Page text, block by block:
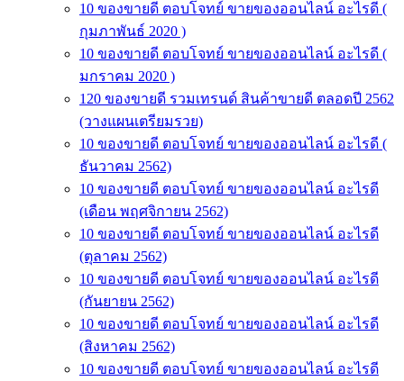
10 ของขายดี ตอบโจทย์ ขายของออนไลน์ อะไรดี (
กุมภาพันธ์ 2020 )
10 ของขายดี ตอบโจทย์ ขายของออนไลน์ อะไรดี (
มกราคม 2020 )
120 ของขายดี รวมเทรนด์ สินค้าขายดี ตลอดปี 2562
(วางแผนเตรียมรวย)
10 ของขายดี ตอบโจทย์ ขายของออนไลน์ อะไรดี (
ธันวาคม 2562)
10 ของขายดี ตอบโจทย์ ขายของออนไลน์ อะไรดี
(เดือน พฤศจิกายน 2562)
10 ของขายดี ตอบโจทย์ ขายของออนไลน์ อะไรดี
(ตุลาคม 2562)
10 ของขายดี ตอบโจทย์ ขายของออนไลน์ อะไรดี
(กันยายน 2562)
10 ของขายดี ตอบโจทย์ ขายของออนไลน์ อะไรดี
(สิงหาคม 2562)
10 ของขายดี ตอบโจทย์ ขายของออนไลน์ อะไรดี